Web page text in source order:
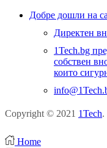
Добре дошли на
Директен
1Tech.bg
собствен
които
Copyright © 2021 1Tech.
Home